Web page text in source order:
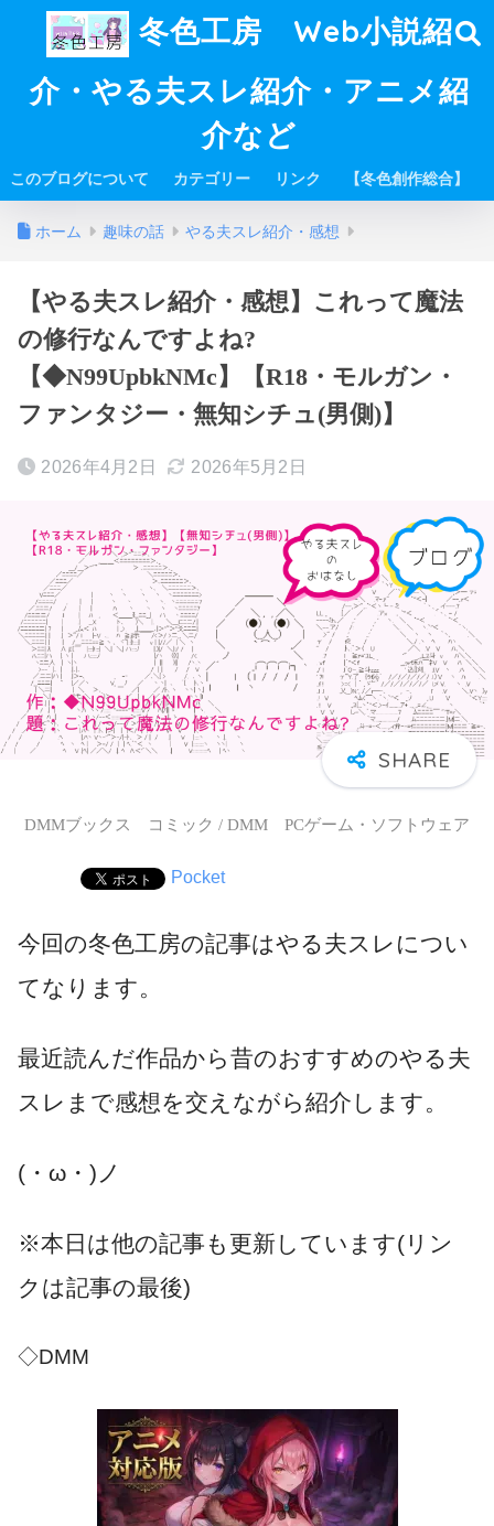
冬色工房 Web小説紹
介・やる夫スレ紹介・アニメ紹
介など
このブログについて カテゴリー リンク 【冬色創作総合】
ホーム 趣味の話 やる夫スレ紹介・感想
【やる夫スレ紹介・感想】これって魔法
の修行なんですよね?
【◆N99UpbkNMc】【R18・モルガン・
ファンタジー・無知シチュ(男側)】
2026年4月2日 2026年5月2日
DMMブックス コミック / DMM PCゲーム・ソフトウェア
Pocket
今回の冬色工房の記事はやる夫スレについ
てなります。
最近読んだ作品から昔のおすすめのやる夫
スレまで感想を交えながら紹介します。
(・ω・)ノ
※本日は他の記事も更新しています(リン
クは記事の最後)
◇DMM